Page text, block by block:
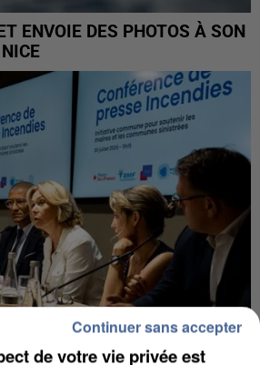
ENVOIE DES PHOTOS À SON
de votre vie privée est
Continuer sans accepter